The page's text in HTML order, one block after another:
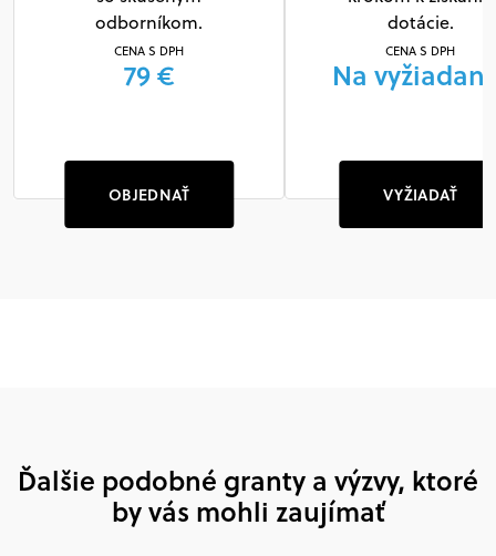
odborníkom.
CENA S DPH
79 €
OBJEDNAŤ
dotácie.
CENA S DPH
Na
VYŽIADAŤ
Ďalšie podobné granty a výzvy, ktoré
by vás mohli zaujímať